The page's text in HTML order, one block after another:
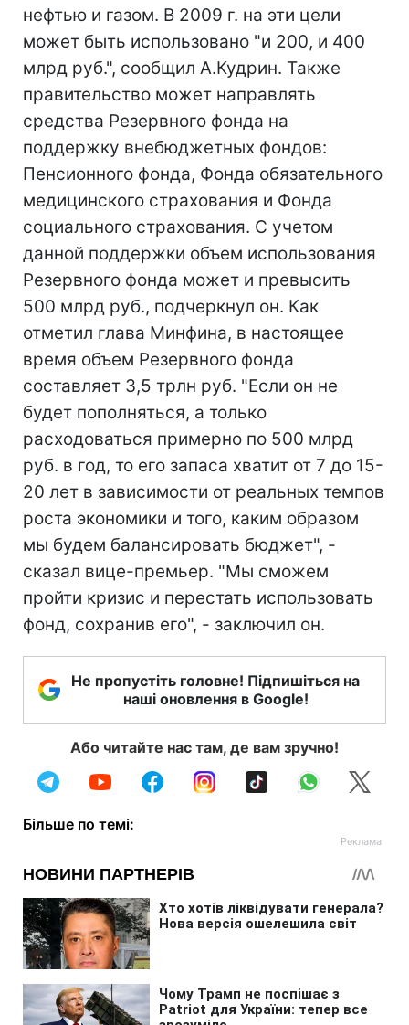
нефтью и газом. В 2009 г. на эти цели
может быть использовано "и 200, и 400
млрд руб.", сообщил А.Кудрин. Также
правительство может направлять
средства Резервного фонда на
поддержку внебюджетных фондов:
Пенсионного фонда, Фонда обязательного
медицинского страхования и Фонда
социального страхования. С учетом
данной поддержки объем использования
Резервного фонда может и превысить
500 млрд руб., подчеркнул он. Как
отметил глава Минфина, в настоящее
время объем Резервного фонда
составляет 3,5 трлн руб. "Если он не
будет пополняться, а только
расходоваться примерно по 500 млрд
руб. в год, то его запаса хватит от 7 до 15-
20 лет в зависимости от реальных темпов
роста экономики и того, каким образом
мы будем балансировать бюджет", -
сказал вице-премьер. "Мы сможем
пройти кризис и перестать использовать
фонд, сохранив его", - заключил он.
Не пропустіть головне! Підпишіться на
наші оновлення в Google!
Або читайте нас там, де вам зручно!
Більше по темі: